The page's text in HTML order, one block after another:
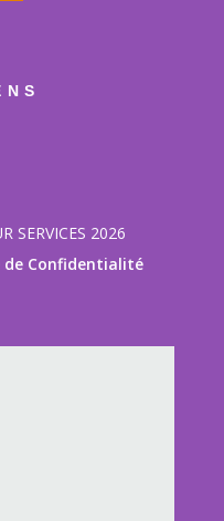
SERVICES 2026
de Confidentialité